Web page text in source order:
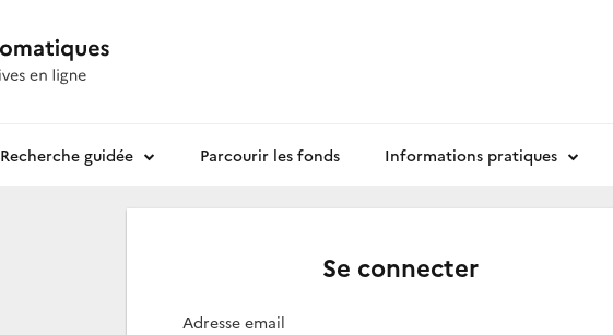
Recherche guidée Parcourir les fonds Informations pratiques
Se connecter
Adresse email